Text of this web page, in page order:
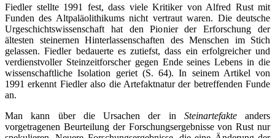
Fiedler stellte 1991 fest, dass viele Kritiker von Alfred Rust mit
Funden des Altpaläolithikums nicht vertraut waren. Die deutsche
Urgeschichtswissenschaft hat den Pionier der Erforschung der
ältesten steinernen Hinterlassenschaften des Menschen im Stich
gelassen. Fiedler bedauerte es zutiefst, dass ein erfolgreicher und
verdienstvoller Steinzeitforscher gegen Ende seines Lebens in die
wissenschaftliche Isolation geriet (S. 64). In seinem Artikel von
1991 erkennt Fiedler also die Artefaktnatur der betreffenden Funde
an.
Man kann über die Ursachen der in Steinartefakteanders
vorgetragenen Beurteilung der Forschungsergebnisse von Rust nur